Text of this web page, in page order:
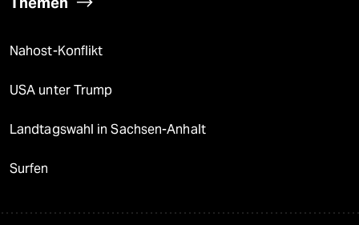
Nahost-Konflikt
USA unter Trump
Landtagswahl in Sachsen-Anhalt
Surfen